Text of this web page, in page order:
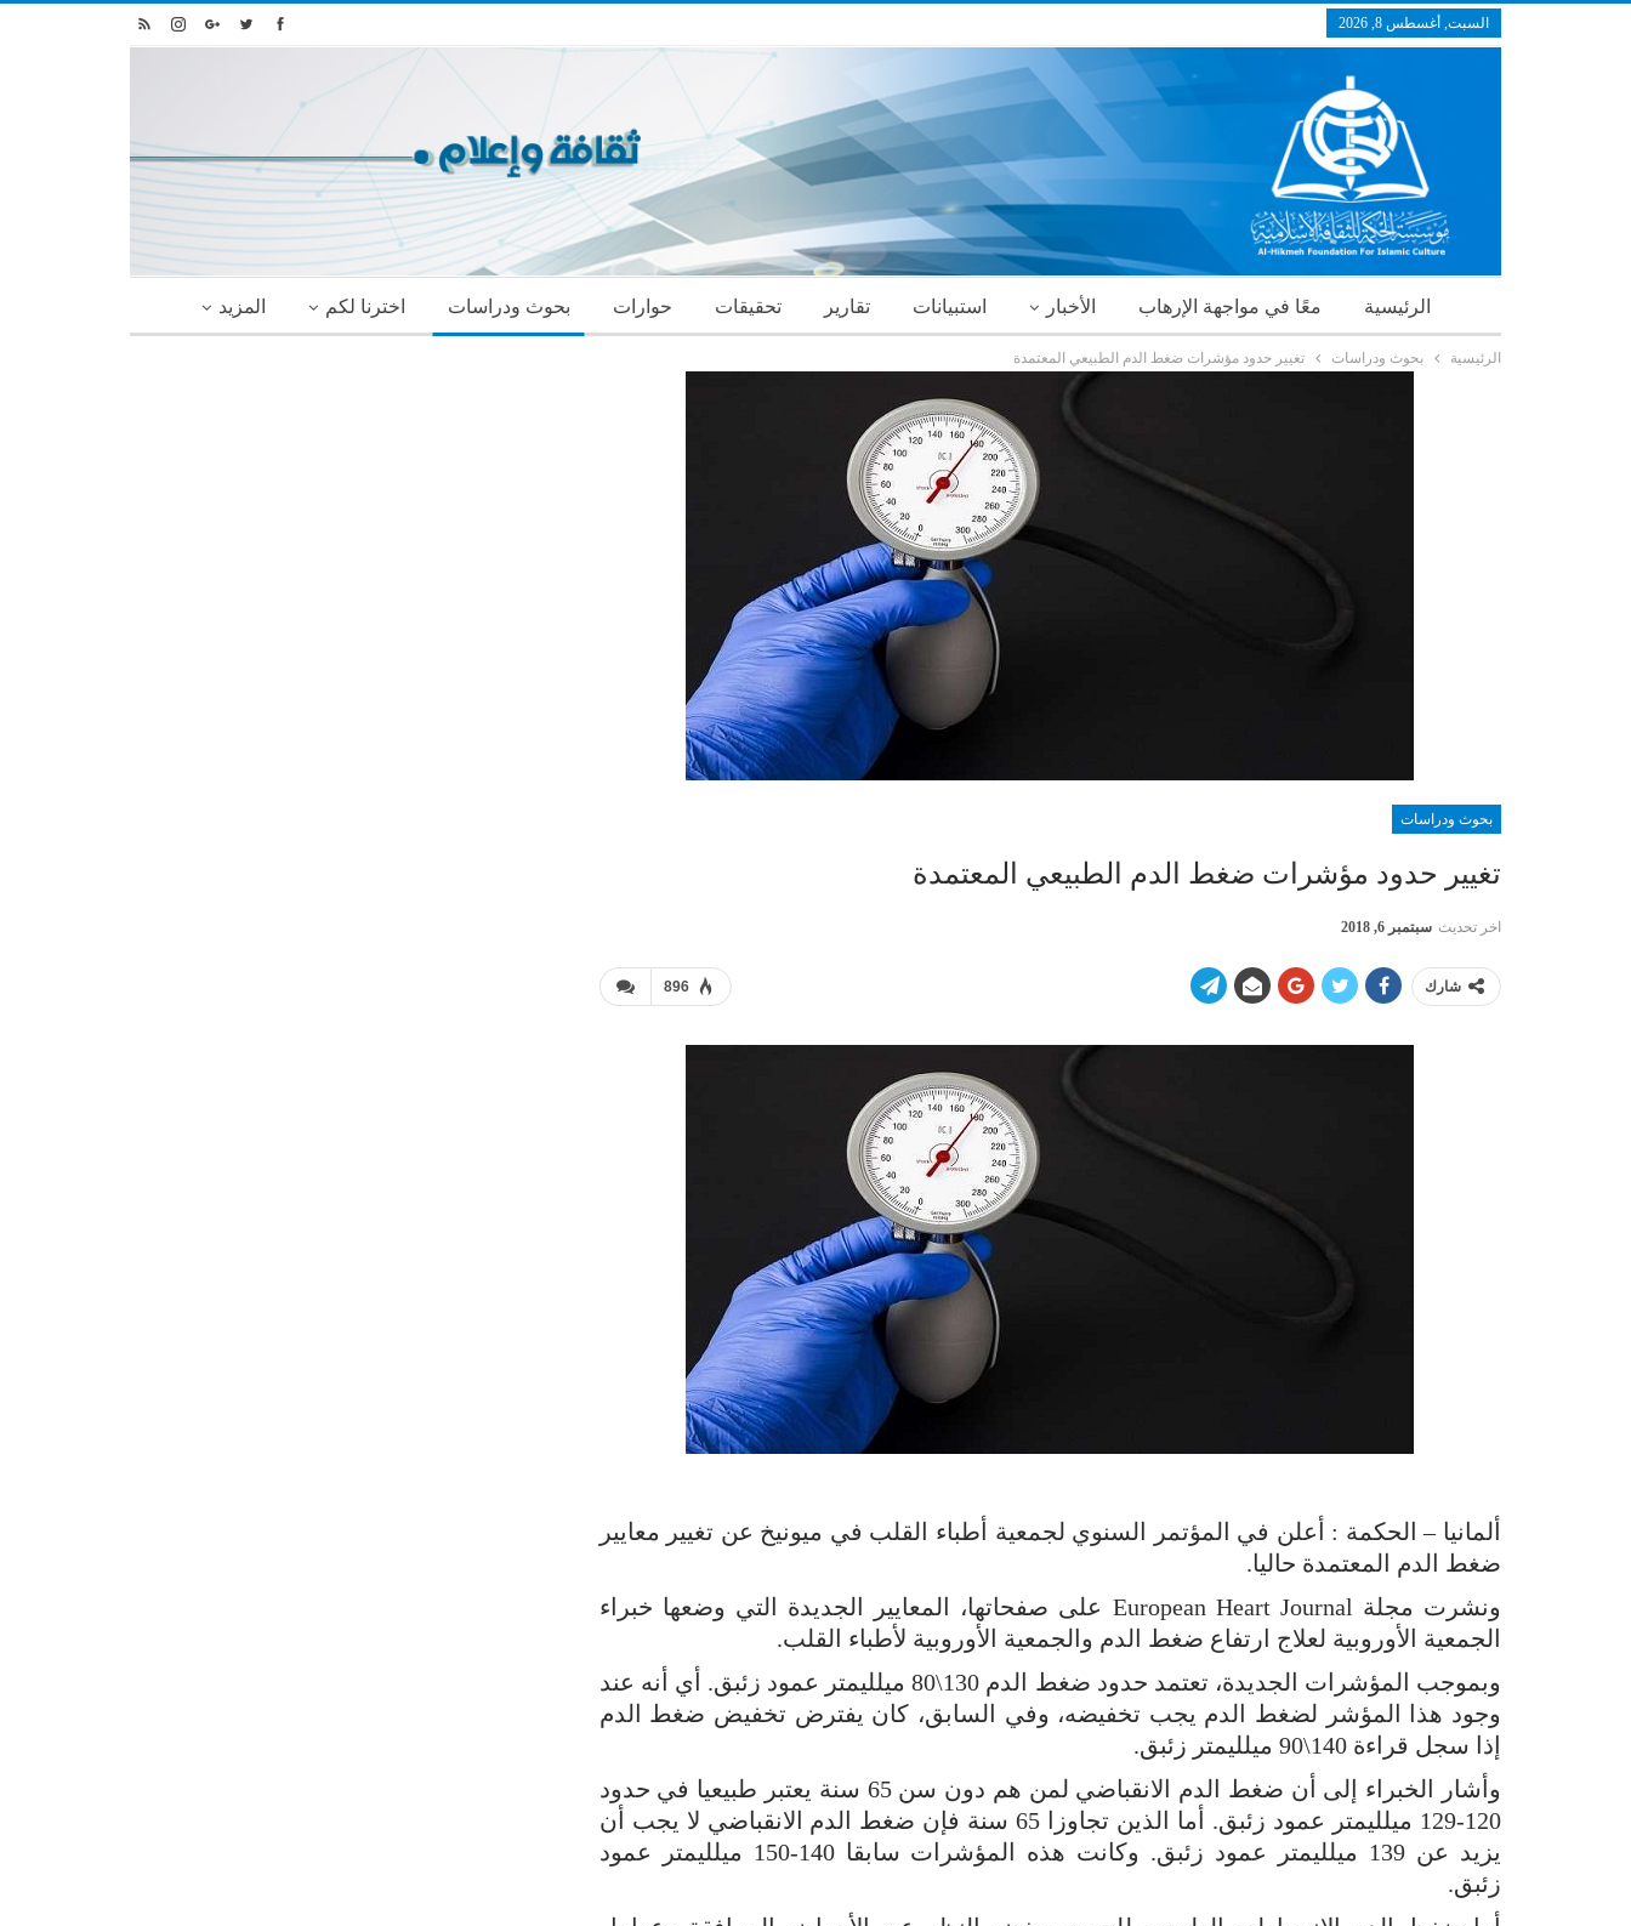
السبت, أغسطس 8, 2026
الرئيسية معًا في مواجهة الإرهاب الأخبار استبيانات تقارير تحقيقات حوارات بحوث ودراسات اخترنا لكم المزيد
الرئيسية بحوث ودراسات تغيير حدود مؤشرات ضغط الدم الطبيعي المعتمدة
بحوث ودراسات
تغيير حدود مؤشرات ضغط الدم الطبيعي المعتمدة
اخر تحديث سبتمبر 6, 2018
896 شارك
ألمانيا – الحكمة : أعلن في المؤتمر السنوي لجمعية أطباء القلب في ميونيخ عن تغيير معايير
ضغط الدم المعتمدة حاليا.
ونشرت مجلة European Heart Journal على صفحاتها، المعايير الجديدة التي وضعها خبراء
الجمعية الأوروبية لعلاج ارتفاع ضغط الدم والجمعية الأوروبية لأطباء القلب.
وبموجب المؤشرات الجديدة، تعتمد حدود ضغط الدم 130\80 ميلليمتر عمود زئبق. أي أنه عند
وجود هذا المؤشر لضغط الدم يجب تخفيضه، وفي السابق، كان يفترض تخفيض ضغط الدم
إذا سجل قراءة 140\90 ميلليمتر زئبق.
وأشار الخبراء إلى أن ضغط الدم الانقباضي لمن هم دون سن 65 سنة يعتبر طبيعيا في حدود
120-129 ميلليمتر عمود زئبق. أما الذين تجاوزا 65 سنة فإن ضغط الدم الانقباضي لا يجب أن
يزيد عن 139 ميلليمتر عمود زئبق. وكانت هذه المؤشرات سابقا 140-150 ميلليمتر عمود
زئبق.